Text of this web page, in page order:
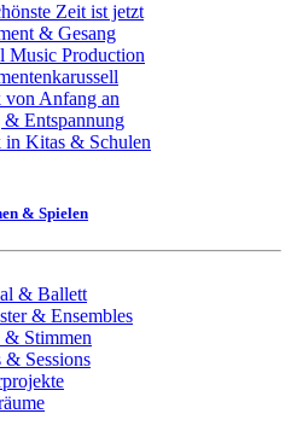
Zeit ist jetzt
& Gesang
Music Production
Anfang an
Entspannung
in Kitas & Schulen
& Spielen
& Ballett
& Ensembles
& Stimmen
& Sessions